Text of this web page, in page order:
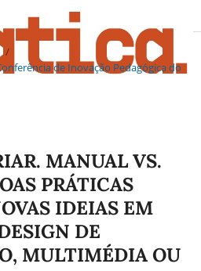
/
de Inovação Pedagógica do
MANUAL VS.
PRÁTICAS
IDEIAS EM
DE
MULTIMÉDIA OU